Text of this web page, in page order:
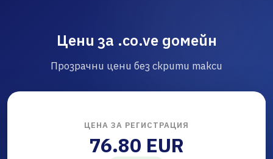
Цени за .co.ve домейн
Прозрачни цени без скрити такси
ЦЕНА ЗА РЕГИСТРАЦИЯ
76.80 EUR